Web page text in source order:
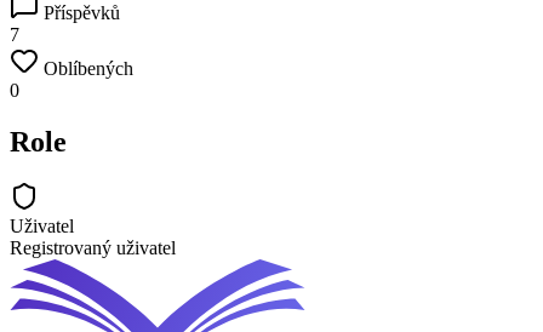
Příspěvků
7
Oblíbených
0
Role
Uživatel
Registrovaný uživatel